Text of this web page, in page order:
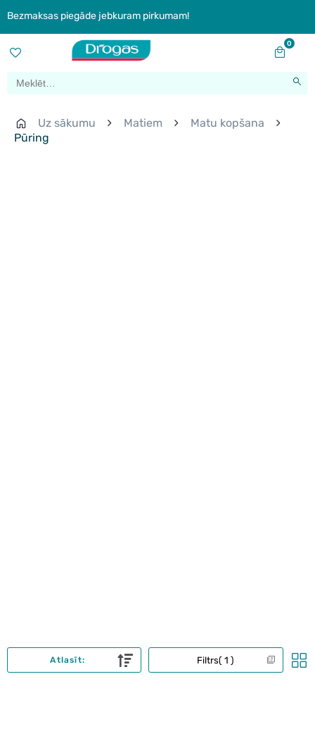
Bezmaksas piegāde jebkuram pirkumam!
0
Uz sākumu Matiem
Matu kopšana
Pūring
Filtrs 1
Atlasīt: